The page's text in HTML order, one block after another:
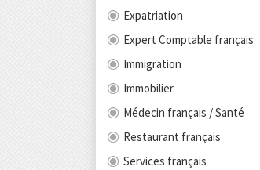
Expatriation
Expert Comptable français
Immigration
Immobilier
Médecin français / Santé
Restaurant français
Services français